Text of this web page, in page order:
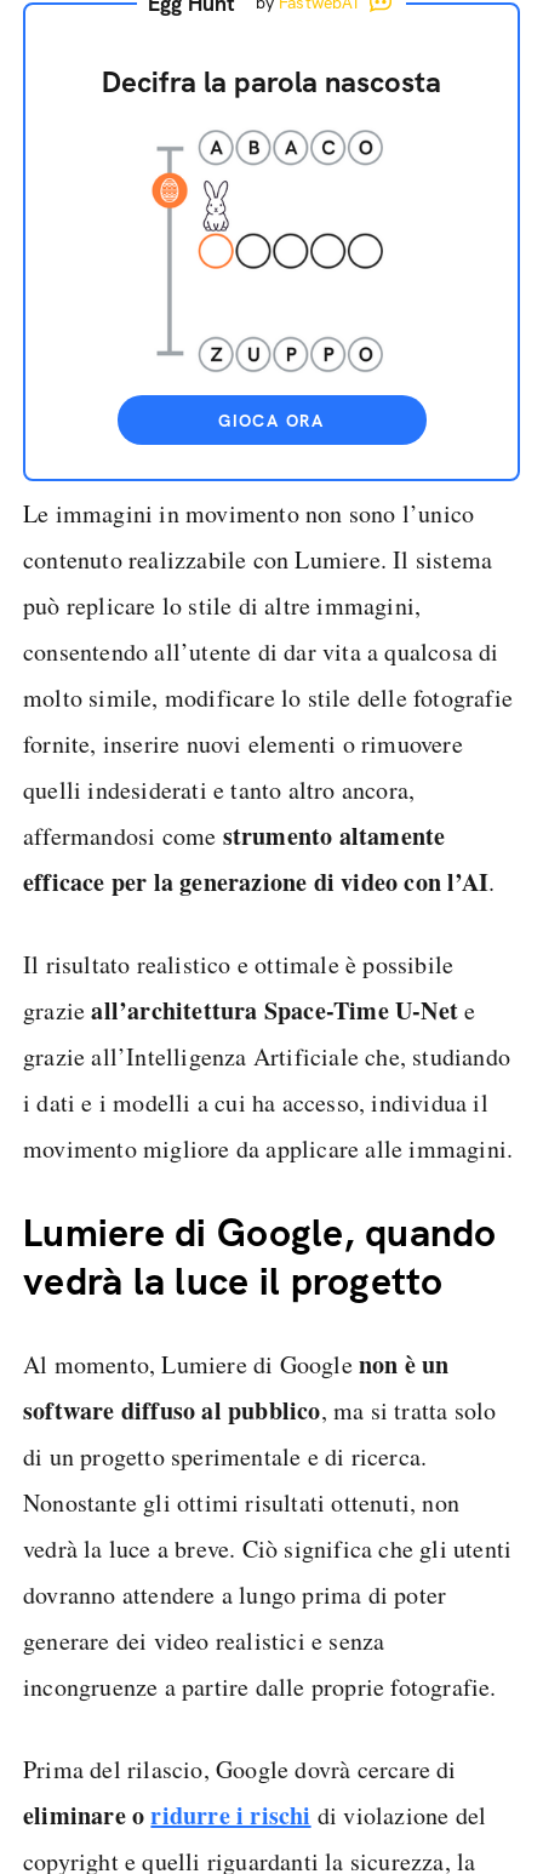
Decifra la parola nascosta
GIOCA ORA
Le immagini in movimento non sono l’unico
contenuto realizzabile con Lumiere. Il sistema
può replicare lo stile di altre immagini,
consentendo all’utente di dar vita a qualcosa di
molto simile, modificare lo stile delle fotografie
fornite, inserire nuovi elementi o rimuovere
quelli indesiderati e tanto altro ancora,
affermandosi come strumento altamente
efficace per la generazione di video con l’AI.
Il risultato realistico e ottimale è possibile
grazieall’architettura Space-Time U-Nete
grazie all’Intelligenza Artificiale che, studiando
i dati e i modelli a cui ha accesso, individua il
movimento migliore da applicare alle immagini.
Lumiere di Google, quando
vedrà la luce il progetto
Al momento, Lumiere di Googlenon è un
software diffuso al pubblico, ma si tratta solo
di un progetto sperimentale e di ricerca.
Nonostante gli ottimi risultati ottenuti, non
vedrà la luce a breve. Ciò significa che gli utenti
dovranno attendere a lungo prima di poter
generare dei video realistici e senza
incongruenze a partire dalle proprie fotografie.
Prima del rilascio, Google dovrà cercare di
eliminare oridurre i rischi di violazione del
copyright e quelli riguardanti la sicurezza, la